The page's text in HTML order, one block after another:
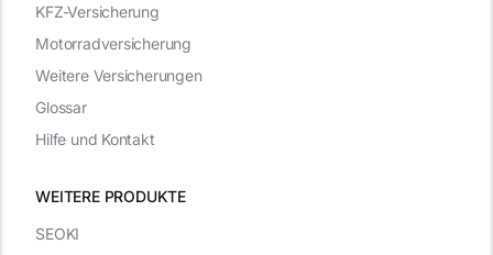
WEITERE PRODUKTE
KFZ-Versicherung
Motorradversicherung
Weitere Versicherungen
Glossar
Hilfe und Kontakt
SEOKI